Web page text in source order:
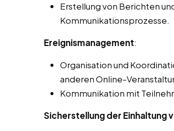
Erstellung von Berichten
Kommunikationsprozesse.
Ereignismanagement:
Organisation und
anderen Online-
Kommunikation mit
Sicherstellung der Einhaltung